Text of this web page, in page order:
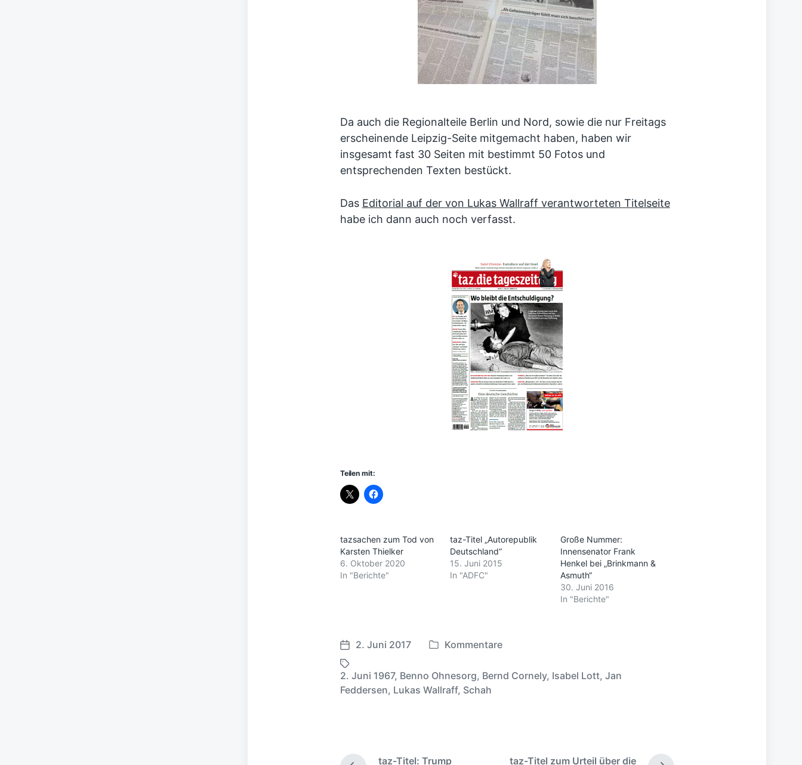
Da auch die Regionalteile Berlin und Nord, sowie die nur Freitags
erscheinende Leipzig-Seite mitgemacht haben, haben wir
insgesamt fast 30 Seiten mit bestimmt 50 Fotos und
entsprechenden Texten bestückt.
Das Editorial auf der von Lukas Wallraff verantworteten Titelseite
habe ich dann auch noch verfasst.
Teilen mit:
tazsachen zum Tod von
Karsten Thielker
6. Oktober 2020
In "Berichte"
taz-Titel „Autorepublik
Deutschland“
15. Juni 2015
In "ADFC"
Große Nummer:
Innensenator Frank
Henkel bei „Brinkmann &
Asmuth“
30. Juni 2016
In "Berichte"
V
e
r
ö
2. Juni 2017
V
r
ö
Kommentare
S
g
2. Juni 1967, Benno Ohnesorg, Bernd Cornely, Isabel Lott, Jan
Feddersen, Lukas Wallraff, Schah
taz-Titel: Trump taz-Titel zum Urteil über die